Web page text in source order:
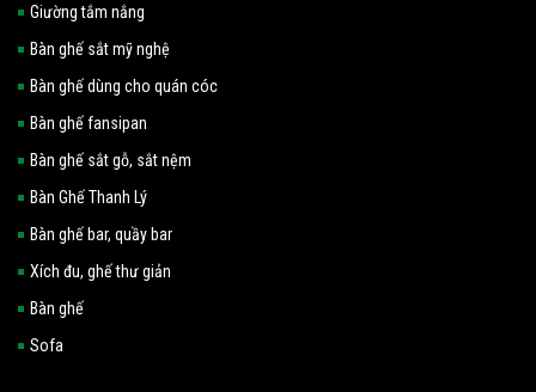
Giường tắm nắng
Bàn ghế sắt mỹ nghệ
Bàn ghế dùng cho quán cóc
Bàn ghế fansipan
Bàn ghế sắt gỗ, sắt nệm
Bàn Ghế Thanh Lý
Bàn ghế bar, quầy bar
Xích đu, ghế thư giản
Bàn ghế
Sofa